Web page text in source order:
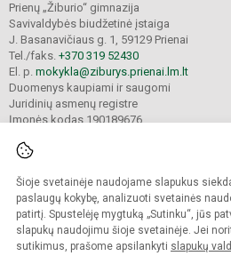
Šioje svetainėje naudojame slapukus
paslaugų kokybę, analizuoti svetainės
patirtį. Spustelėję mygtuką „Sutinku“, jūs
slapukų naudojimu šioje svetainėje. Jei
sutikimus, prašome apsilankyti slapukų
Prienų „Žiburio“ gimnazija
Savivaldybės biudžetinė įstaiga
J. Basanavičiaus g. 1, 59129 Prienai
Tel./faks. +370 319 52430
El. p. mokykla@ziburys.prienai.lm.lt
Duomenys kaupiami ir saugomi
Juridinių asmenų registre
Įmonės kodas 190189676
© 2023 Prienų "Žiburio" gimnazija.
Kopijuoti turinį be raštiško gimnazijos
Versija neįgaliesiems
Sumanus būdas atnaujinti